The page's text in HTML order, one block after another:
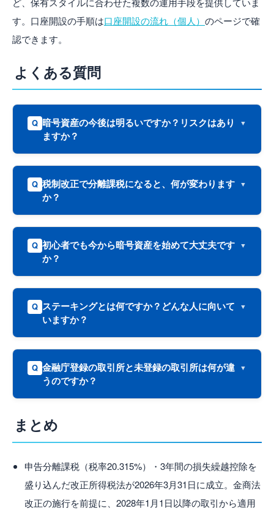
す。口座開設の手順は口座開設の流れ（個人） のページで確
認できます。
よくある質問
Q 暗号資産の今後は明るいですか？リスクはあり
ますか？
Q 税制改正で分離課税になると、何が変わります
か？
Q 初心者でも今から暗号資産を始めて大丈夫です
か？
Q ステーキングとは何ですか？どんな人に向いて
いますか？
Q 金融庁登録の取引所と未登録の取引所は何が違
うのですか？
まとめ
申告分離課税（税率20.315%）・3年間の損失繰越控除を
盛り込んだ改正所得税法が2026年3月31日に成立。金商法
改正の施行を前提に、2028年1月1日以降の取引から適用